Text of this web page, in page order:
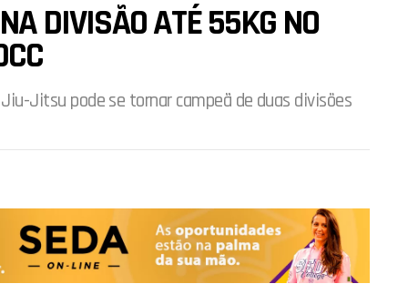
DIVISÃO ATÉ 55KG NO
Jitsu pode se tornar campeã de duas divisões